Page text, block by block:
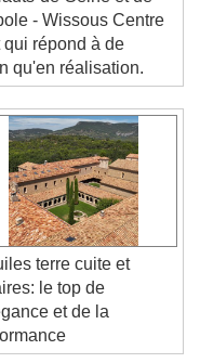
de-Seine et de
- Wissous Centre
répond à de
qu'en réalisation.
terre cuite et
le top de
et de la